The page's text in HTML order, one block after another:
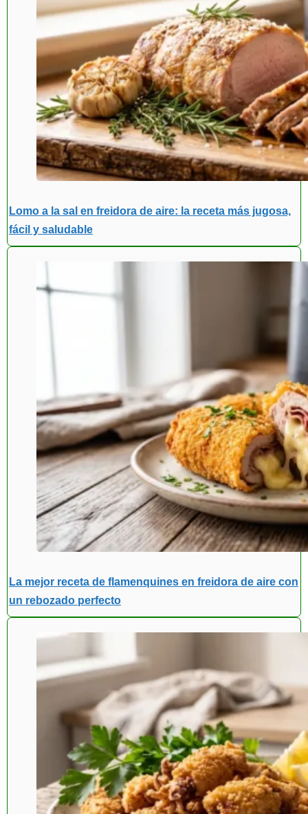
Lomo a la sal en freidora de aire: la receta más jugosa,
fácil y saludable
La mejor receta de flamenquines en freidora de aire con
un rebozado perfecto